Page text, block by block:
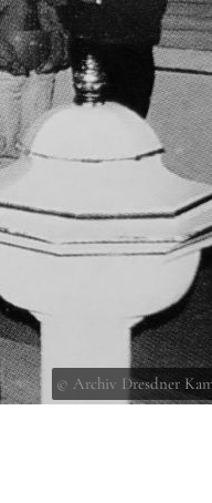
© Archiv Dresdner